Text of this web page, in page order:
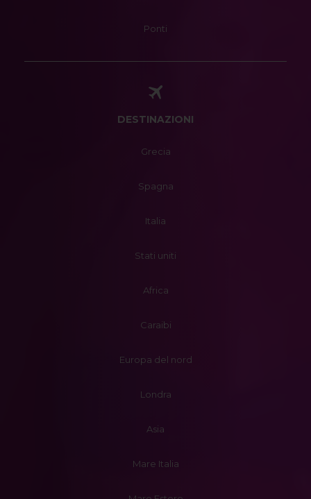
Ponti
DESTINAZIONI
Grecia
Spagna
Italia
Stati uniti
Africa
Caraibi
Europa del nord
Londra
Asia
Mare Italia